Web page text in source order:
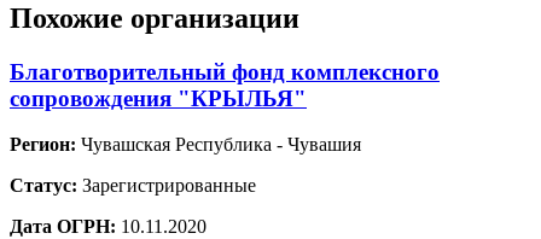
Похожие организации
Благотворительный фонд комплексного
сопровождения "КРЫЛЬЯ"
Регион: Чувашская Республика - Чувашия
Статус: Зарегистрированные
Дата ОГРН: 10.11.2020